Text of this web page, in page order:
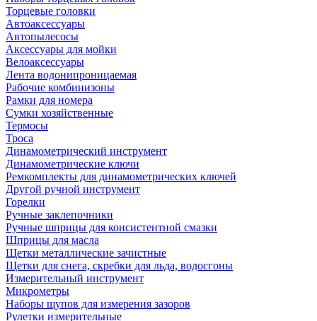
Торцевые головки
Автоаксессуары
Автопылесосы
Аксессуары для мойки
Велоаксессуары
Лента водонипроницаемая
Рабочие комбинизоны
Рамки для номера
Сумки хозяйственные
Термосы
Троса
Динамометрический инструмент
Динамометрические ключи
Ремкомплекты для динамометрических ключей
Другой ручной инструмент
Горелки
Ручные заклепочники
Ручные шприцы для консистентной смазки
Шприцы для масла
Щетки металлические зачистные
Щетки для снега, скребки для льда, водосгоны
Измерительный инструмент
Микрометры
Наборы щупов для измерения зазоров
Рулетки измерительные